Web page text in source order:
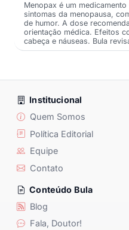
Menopax é um
sintomas da menopausa,
de humor. A dose
orientação médica. Efeitos
cabeça e náuseas. Bula
Institucional
Quem Somos
Política Editorial
Equipe
Contato
Conteúdo Bula
Blog
Fala, Doutor!